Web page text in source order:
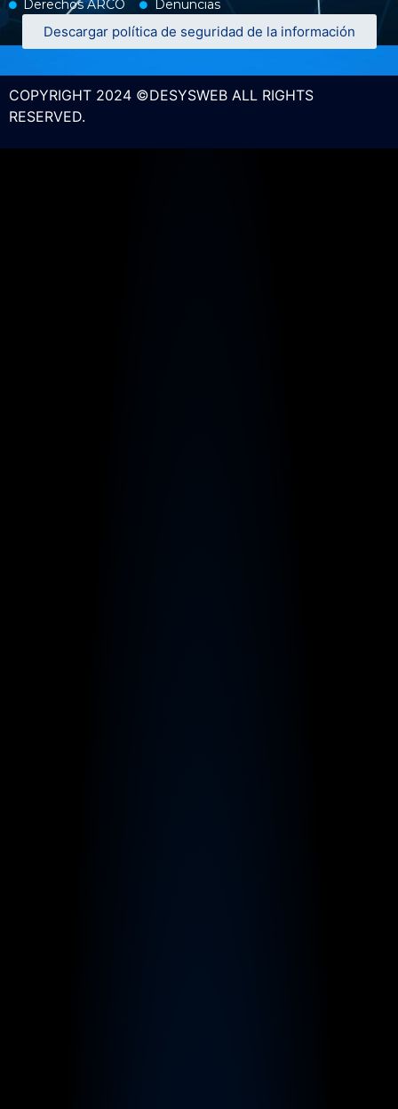
Derechos ARCO Denuncias
Descargar política de seguridad de la información
COPYRIGHT 2024 ©DESYSWEB ALL RIGHTS
RESERVED.